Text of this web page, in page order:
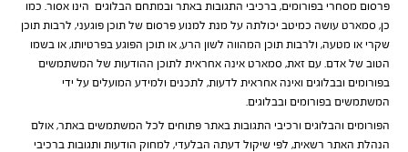
פרסום מסחרי בפורומים, ברכיבי התגובות באתר ובמתחם הבלוגים הינו אסור. כמו
כן, סמארט עושה כמיטב יכולתה על מנת למנוע פרסום של תוכן פוגעני, לרבות תוכן
שקרי או מטעה, ולרבות תוכן המהווה לשון הרע, או תוכן הפוגע בפרטיותו, או בשמו
הטוב של אדם. עם זאת, סמארט אינה אחראית לתוכן ההודעות של המשתמשים
בפורומים ובבלוגים ואינה אחראית לדעות, לתכנים ולמידע המועלים על ידי
המשתמשים בפורומים ובבלוגים.
הפורומים והבלוגים ורכיבי התגובות באתר פתוחים לכל המשתמשים באתר, אולם
הנהלת האתר רשאית, לפי שיקול דעתה הבלעדי, למחוק הודעות ותגובות ברכיבי